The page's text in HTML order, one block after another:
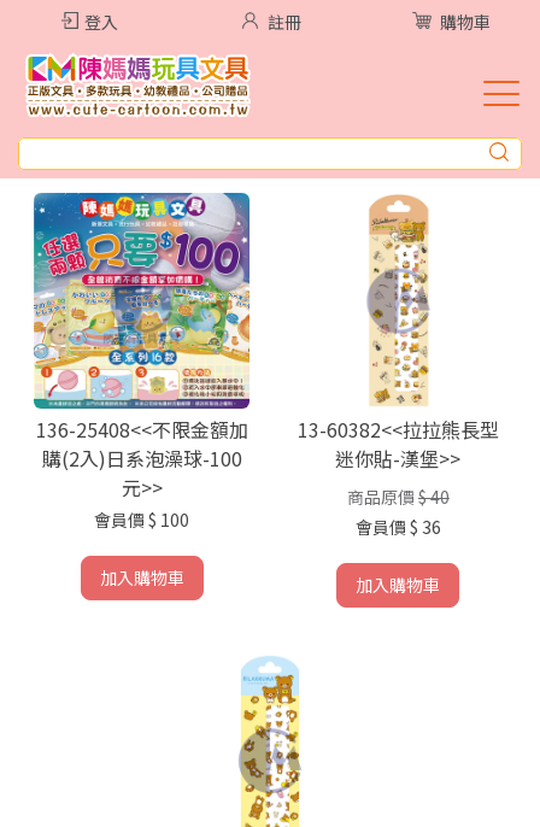
登入 註冊 購物車
136-25408<<不限金額加
購(2入)日系泡澡球-100
元>>
會員價 $ 100
加入購物車
13-60382<<拉拉熊長型
迷你貼-漢堡>>
商品原價 $ 40
會員價 $ 36
加入購物車